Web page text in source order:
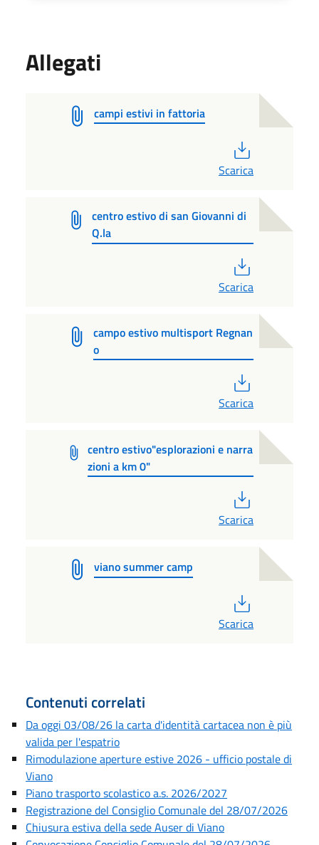
Allegati
campi estivi in fattoria
Scarica
centro estivo di san Giovanni di
Q.la
Scarica
campo estivo multisport Regnan
o
Scarica
centro estivo"esplorazioni e narra
zioni a km 0"
Scarica
viano summer camp
Scarica
Contenuti correlati
Da oggi 03/08/26 la carta d'identità cartacea non è più
valida per l'espatrio
Rimodulazione aperture estive 2026 - ufficio postale di
Viano
Piano trasporto scolastico a.s. 2026/2027
Registrazione del Consiglio Comunale del 28/07/2026
Chiusura estiva della sede Auser di Viano